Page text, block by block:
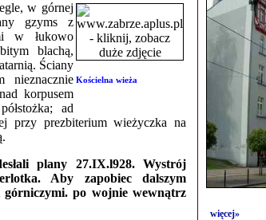
Kościelna wieża
w górnej
gzyms z
w łukowo
blachą,
Ściany
nieznacznie
korpusem
ad
przy prezbiterium wieżyczka na
plany 27.IX.l928. Wystrój
Aby zapobiec dalszym
górniczymi. po wojnie wewnątrz
więcej»